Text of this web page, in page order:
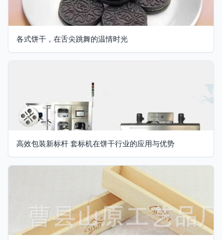
各式饼干，在舌尖跳舞的温情时光
高效包装新标杆 套标机在饼干行业的应用与优势